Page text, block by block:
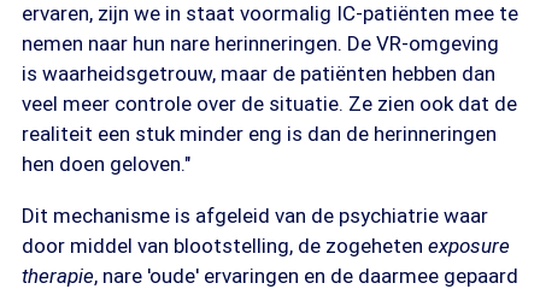
ervaren, zijn we in staat voormalig IC-patiënten mee te
nemen naar hun nare herinneringen. De VR-omgeving
is waarheidsgetrouw, maar de patiënten hebben dan
veel meer controle over de situatie. Ze zien ook dat de
realiteit een stuk minder eng is dan de herinneringen
hen doen geloven."
Dit mechanisme is afgeleid van de psychiatrie waar
door middel van blootstelling, de zogeheten exposure
therapie, nare 'oude' ervaringen en de daarmee gepaard